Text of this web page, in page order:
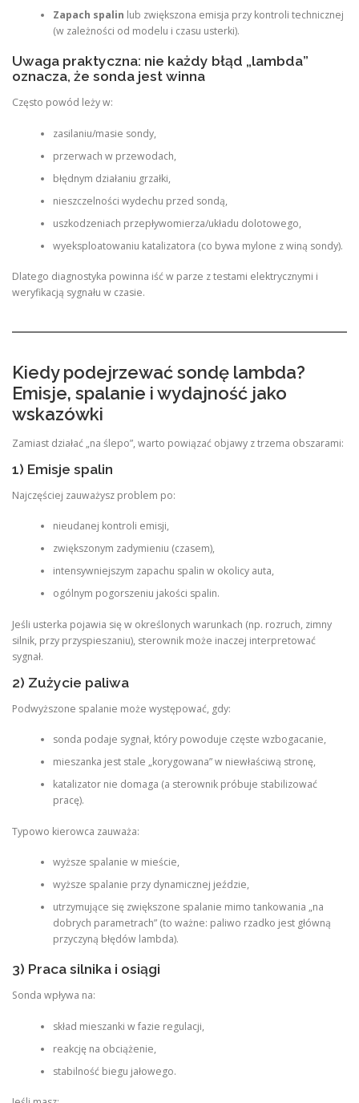
Zapach spalin lub zwiększona emisja przy kontroli technicznej
(w zależności od modelu i czasu usterki).
Uwaga praktyczna: nie każdy błąd „lambda”
oznacza, że sonda jest winna
Często powód leży w:
zasilaniu/masie sondy,
przerwach w przewodach,
błędnym działaniu grzałki,
nieszczelności wydechu przed sondą,
uszkodzeniach przepływomierza/układu dolotowego,
wyeksploatowaniu katalizatora (co bywa mylone z winą sondy).
Dlatego diagnostyka powinna iść w parze z testami elektrycznymi i
weryfikacją sygnału w czasie.
Kiedy podejrzewać sondę lambda?
Emisje, spalanie i wydajność jako
wskazówki
Zamiast działać „na ślepo”, warto powiązać objawy z trzema obszarami:
1) Emisje spalin
Najczęściej zauważysz problem po:
nieudanej kontroli emisji,
zwiększonym zadymieniu (czasem),
intensywniejszym zapachu spalin w okolicy auta,
ogólnym pogorszeniu jakości spalin.
Jeśli usterka pojawia się w określonych warunkach (np. rozruch, zimny
silnik, przy przyspieszaniu), sterownik może inaczej interpretować
sygnał.
2) Zużycie paliwa
Podwyższone spalanie może występować, gdy:
sonda podaje sygnał, który powoduje częste wzbogacanie,
mieszanka jest stale „korygowana” w niewłaściwą stronę,
katalizator nie domaga (a sterownik próbuje stabilizować
pracę).
Typowo kierowca zauważa:
wyższe spalanie w mieście,
wyższe spalanie przy dynamicznej jeździe,
utrzymujące się zwiększone spalanie mimo tankowania „na
dobrych parametrach” (to ważne: paliwo rzadko jest główną
przyczyną błędów lambda).
3) Praca silnika i osiągi
Sonda wpływa na:
skład mieszanki w fazie regulacji,
reakcję na obciążenie,
stabilność biegu jałowego.